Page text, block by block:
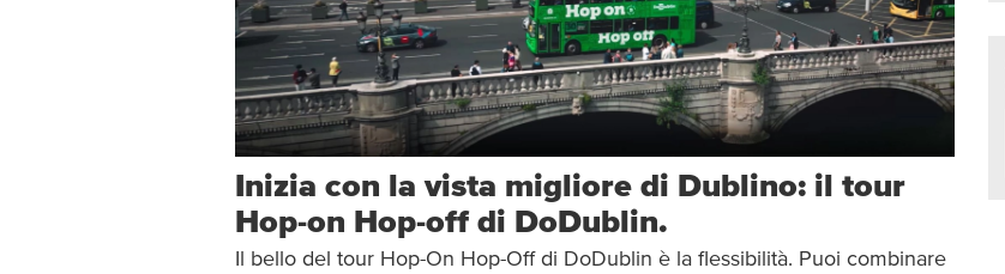
Inizia con la vista migliore di Dublino: il tour
Hop-on Hop-off di DoDublin.
Il bello del tour Hop-On Hop-Off di DoDublin è la flessibilità. Puoi combinare